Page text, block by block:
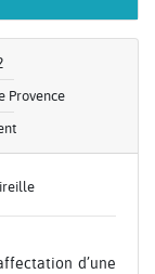
Provence
d’une